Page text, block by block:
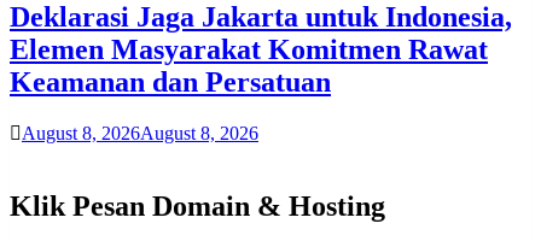
Deklarasi Jaga Jakarta untuk Indonesia,
Elemen Masyarakat Komitmen Rawat
Keamanan dan Persatuan
August 8, 2026August 8, 2026
Klik Pesan Domain & Hosting